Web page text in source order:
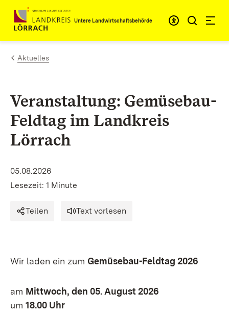
Zum Inhalt springenUntere Landwirtschaftsbehörde
Aktuelles
Veranstaltung: Gemüsebau-
Feldtag im Landkreis
Lörrach
05.08.2026
Lesezeit: 1 Minute
Teilen Text vorlesen
Wir laden ein zum Gemüsebau-Feldtag 2026
am Mittwoch, den 05. August 2026
um 18.00 Uhr